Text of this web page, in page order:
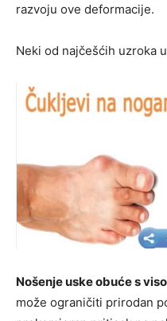
razvoju ove deformacije.
Neki od najčešćih uzroka
Nošenje uske obuće s
može ograničiti prirodan